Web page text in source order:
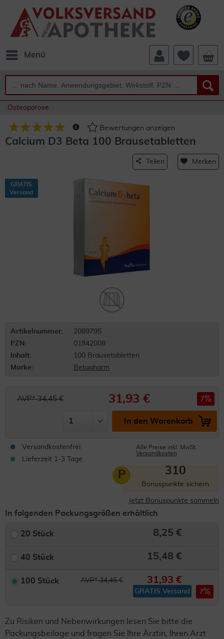
Menü
Osteoporose
Bewertungen anzeigen
Calcium D3 Beta 100 Brausetabletten
Teilen Merken
GRATIS
Versand
Artikelnummer:
2089795
PZN:
01842008
Inhalt:
100 Brausetabletten
Marke:
Betapharm
AVP* 34,45 € 31,93 € 7
In den Warenkorb
Versandkostenfrei
Lieferzeit 1-3 Tage
Alle Preise inkl. MwSt.
Versandkosten
P 310
Bonuspunkte sichern
Jetzt Bonuspunkte sammeln
In folgenden Packungsgrößen erhältlich
20 Stück 8,25 €
40 Stück 15,48 €
100 Stück AVP* 34,45 € 31,93 €
GRATIS Versand 7
Zu Risiken und Nebenwirkungen lesen Sie bitte die
Packungsbeilage und fragen Sie Ihre Ärztin, Ihren Arzt